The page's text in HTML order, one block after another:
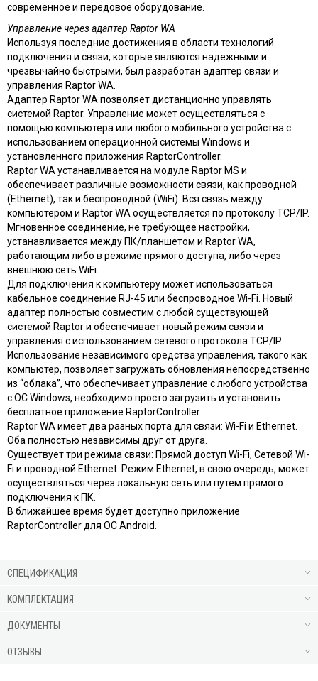
современное и передовое оборудование.
Управление через адаптер Raptor WA
Используя последние достижения в области технологий
подключения и связи, которые являются надежными и
чрезвычайно быстрыми, был разработан адаптер связи и
управления Raptor WA.
Адаптер Raptor WA позволяет дистанционно управлять
системой Raptor. Управление может осуществляться с
помощью компьютера или любого мобильного устройства с
использованием операционной системы Windows и
установленного приложения RaptorController.
Raptor WA устанавливается на модуле Raptor MS и
обеспечивает различные возможности связи, как проводной
(Ethernet), так и беспроводной (WiFi). Вся связь между
компьютером и Raptor WA осуществляется по протоколу TCP/IP.
Мгновенное соединение, не требующее настройки,
устанавливается между ПК/планшетом и Raptor WA,
работающим либо в режиме прямого доступа, либо через
внешнюю сеть WiFi.
Для подключения к компьютеру может использоваться
кабельное соединение RJ-45 или беспроводное Wi-Fi. Новый
адаптер полностью совместим с любой существующей
системой Raptor и обеспечивает новый режим связи и
управления с использованием сетевого протокола TCP/IP.
Использование независимого средства управления, такого как
компьютер, позволяет загружать обновления непосредственно
из “облака”, что обеспечивает управление с любого устройства
с ОС Windows, необходимо просто загрузить и установить
бесплатное приложение RaptorController.
Raptor WA имеет два разных порта для связи: Wi-Fi и Ethernet.
Оба полностью независимы друг от друга.
Существует три режима связи: Прямой доступ Wi-Fi, Сетевой Wi-
Fi и проводной Ethernet. Режим Ethernet, в свою очередь, может
осуществляться через локальную сеть или путем прямого
подключения к ПК.
В ближайшее время будет доступно приложение
RaptorController для ОС Android.
СПЕЦИФИКАЦИЯ
КОМПЛЕКТАЦИЯ
ДОКУМЕНТЫ
ОТЗЫВЫ